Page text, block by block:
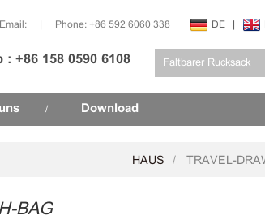
DE |
Email: | Phone: +86 592 6060 338
+86 158 0590 6108
/ Download
HAUS TRAVEL-
BAG